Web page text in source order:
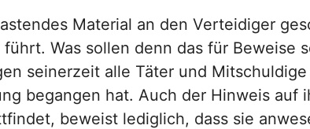
Material an den Verteidiger
Was sollen denn das für Beweise
seinerzeit alle Täter und
begangen hat. Auch der Hinweis auf
beweist lediglich, dass sie